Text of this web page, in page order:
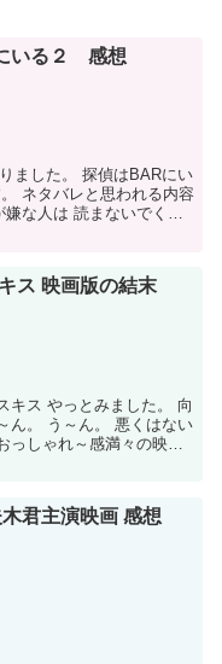
いる２ 感想
ました。 探偵はBARにい
ネタバレと思われる内容
な人は 読まないでくだ
ス 映画版の結末
キス やっとみました。 向
ん。 う～ん。 悪くはない
しゃれ～感満々の映画
君主演映画 感想